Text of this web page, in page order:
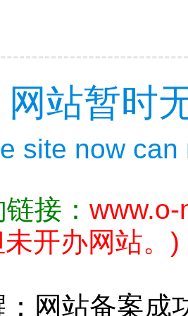
站暂时
site now
接：
开办网站。)
网站备案成